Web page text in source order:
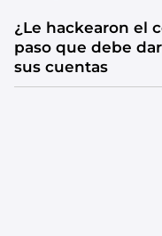
¿Le hackearon el
paso que debe
sus cuentas